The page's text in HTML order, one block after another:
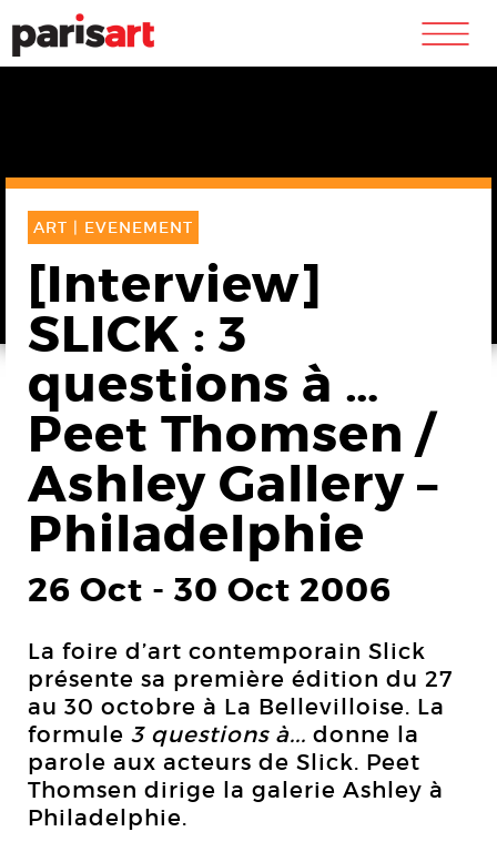
m
ART | EVENEMENT
[Interview]
SLICK : 3
questions à …
Peet Thomsen /
Ashley Gallery –
Philadelphie
26 Oct - 30 Oct 2006
La foire d’art contemporain Slick
présente sa première édition du 27
au 30 octobre à La Bellevilloise. La
formule 3 questions à... donne la
parole aux acteurs de Slick. Peet
Thomsen dirige la galerie Ashley à
Philadelphie.